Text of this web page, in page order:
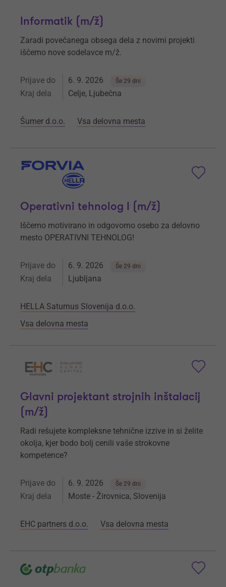
Informatik (m/ž)
Zaradi povečanega obsega dela z novimi projekti
iščemo nove sodelavce m/ž.
Prijave do 6. 9. 2026 Še 29 dni
Kraj dela Celje, Ljubečna
Šumer d.o.o. Vsa delovna mesta
Operativni tehnolog I (m/ž)
Iščemo motivirano in odgovorno osebo za delovno
mesto OPERATIVNI TEHNOLOG!
Prijave do 6. 9. 2026 Še 29 dni
Kraj dela Ljubljana
HELLA Saturnus Slovenija d.o.o.
Vsa delovna mesta
Glavni projektant strojnih inštalacij
(m/ž)
Radi rešujete kompleksne tehnične izzive in si želite
okolja, kjer bodo bolj cenili vaše strokovne
kompetence?
Prijave do 6. 9. 2026 Še 29 dni
Kraj dela Moste - Žirovnica, Slovenija
EHC partners d.o.o. Vsa delovna mesta